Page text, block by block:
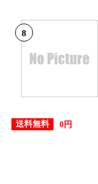
8
送料無料 0円